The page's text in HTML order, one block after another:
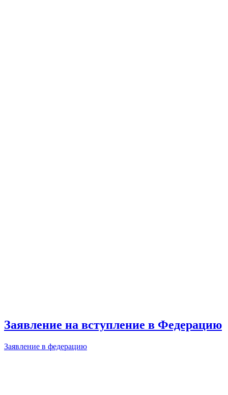
Заявление на вступление в Федерацию
Заявление в федерацию